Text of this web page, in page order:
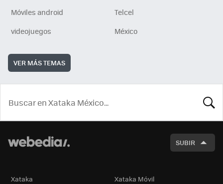
Móviles android
Telcel
videojuegos
México
VER MÁS TEMAS
SUBIR
Xataka Xataka Móvil